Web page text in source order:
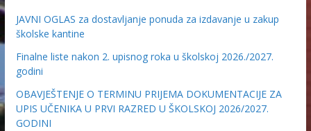
JAVNI OGLAS za dostavljanje ponuda za izdavanje u zakup
školske kantine
Finalne liste nakon 2. upisnog roka u školskoj 2026./2027.
godini
OBAVJEŠTENJE O TERMINU PRIJEMA DOKUMENTACIJE ZA
UPIS UČENIKA U PRVI RAZRED U ŠKOLSKOJ 2026/2027.
GODINI